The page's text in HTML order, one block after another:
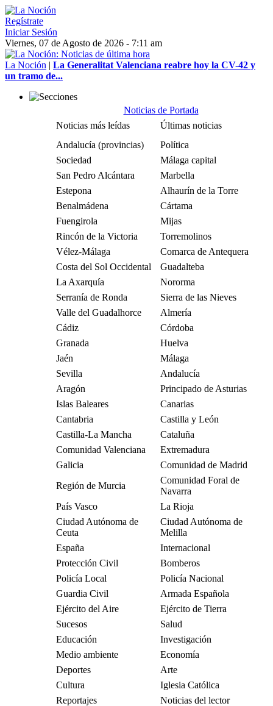
Regístrate
Iniciar Sesión
Viernes, 07 de Agosto de 2026 - 7:11 am
La Noción | La Generalitat Valenciana reabre hoy la CV-42 y
un tramo de...
Noticias de Portada
Noticias más leídas
Últimas noticias
Andalucía (provincias)
Política
Sociedad
Málaga capital
San Pedro Alcántara
Marbella
Estepona
Alhaurín de la Torre
Benalmádena
Cártama
Fuengirola
Mijas
Rincón de la Victoria
Torremolinos
Vélez-Málaga
Comarca de Antequera
Costa del Sol Occidental
Guadalteba
La Axarquía
Nororma
Serranía de Ronda
Sierra de las Nieves
Valle del Guadalhorce
Almería
Cádiz
Córdoba
Granada
Huelva
Jaén
Málaga
Sevilla
Andalucía
Aragón
Principado de Asturias
Islas Baleares
Canarias
Cantabria
Castilla y León
Castilla-La Mancha
Cataluña
Comunidad Valenciana
Extremadura
Galicia
Comunidad de Madrid
Región de Murcia
Comunidad Foral de
Navarra
País Vasco
La Rioja
Ciudad Autónoma de
Ceuta
Ciudad Autónoma de
Melilla
España
Internacional
Protección Civil
Bomberos
Policía Local
Policía Nacional
Guardia Civil
Armada Española
Ejército del Aire
Ejército de Tierra
Sucesos
Salud
Educación
Investigación
Medio ambiente
Economía
Deportes
Arte
Cultura
Iglesia Católica
Reportajes
Noticias del lector